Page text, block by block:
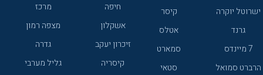
ישרוטל יוקרה
קיסר
גרנד
אטלס
7 מיינדס
סמארט
הרברט סמואל
סטאי
חיפה
מרכז
אשקלון
מצפה רמון
זיכרון יעקב
גדרה
קיסריה
גליל מערבי